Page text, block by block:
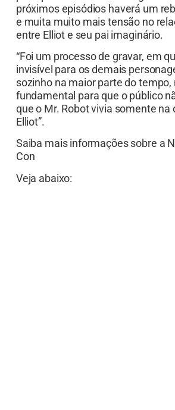
próximos episódios haverá um
e muita muito mais tensão no
entre Elliot e seu pai imaginário.
“Foi um processo de gravar, em
invisível para os demais
sozinho na maior parte do tempo,
fundamental para que o público
que o Mr. Robot vivia somente na
Elliot”.
Saiba mais informações sobre a
Con
Veja abaixo: